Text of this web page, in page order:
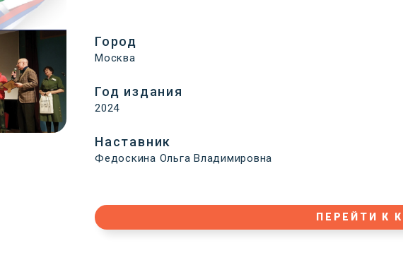
Город
Москва
Год издания
2024
Наставник
Федоскина Ольга Владимировна
ПЕРЕЙТИ К